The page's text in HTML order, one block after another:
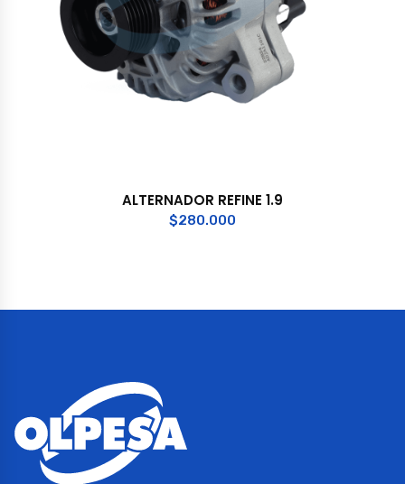
ALTERNADOR REFINE 1.9
$280.000